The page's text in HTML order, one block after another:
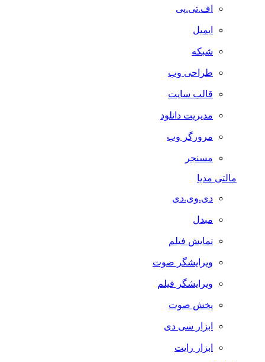
اف.تی.پی
ایمیل
شبکه
طراحی وب
قالب سایت
مدیریت دانلود
مرورگر وب
مسنجر
مالتی مدیا
دی.وی.دی
مبدل
نمایش فیلم
ویرایشگر صوت
ویرایشگر فیلم
پخش صوت
ابزار سی دی
ابزار رایت